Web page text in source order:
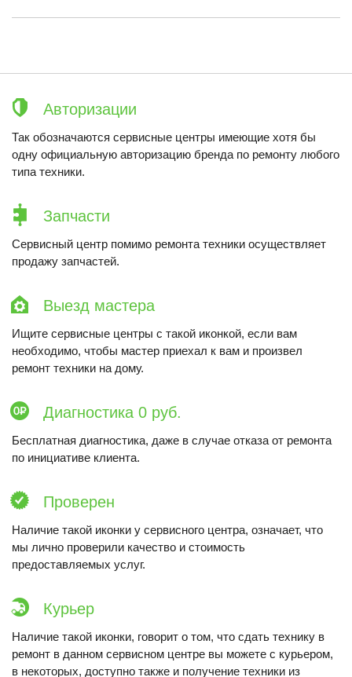
Авторизации
Так обозначаются сервисные центры имеющие хотя бы
одну официальную авторизацию бренда по ремонту любого
типа техники.
Запчасти
Сервисный центр помимо ремонта техники осуществляет
продажу запчастей.
Выезд мастера
Ищите сервисные центры с такой иконкой, если вам
необходимо, чтобы мастер приехал к вам и произвел
ремонт техники на дому.
Диагностика 0 руб.
Бесплатная диагностика, даже в случае отказа от ремонта
по инициативе клиента.
Проверен
Наличие такой иконки у сервисного центра, означает, что
мы лично проверили качество и стоимость
предоставляемых услуг.
Курьер
Наличие такой иконки, говорит о том, что сдать технику в
ремонт в данном сервисном центре вы можете с курьером,
в некоторых, доступно также и получение техники из